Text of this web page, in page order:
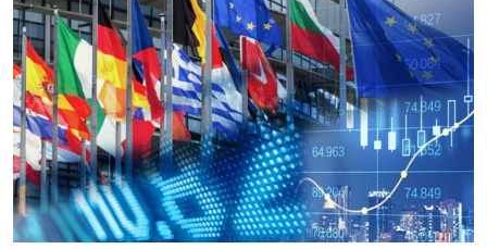
Κόσμος 08-08-2026
Ορμούζ: Πάνω από $510.000 την ημέρα για ένα
VLCC – Η αγορά πληρώνει πλέον τον κίνδυνο
και όχι τα μίλια
Κόσμος 08-08-2026
Αγορές ακινήτων: Οι 10 πιο ακριβές ευρωπαϊκές
πόλεις για αγορά σπιτιού (πίνακας)